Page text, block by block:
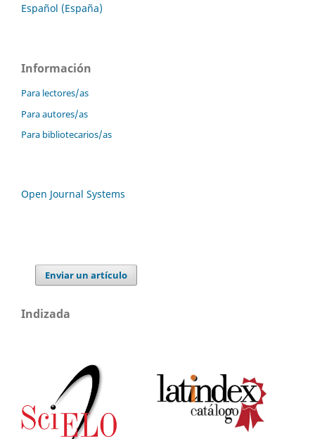
Español (España)
Información
Para lectores/as
Para autores/as
Para bibliotecarios/as
Open Journal Systems
Enviar un artículo
Indizada